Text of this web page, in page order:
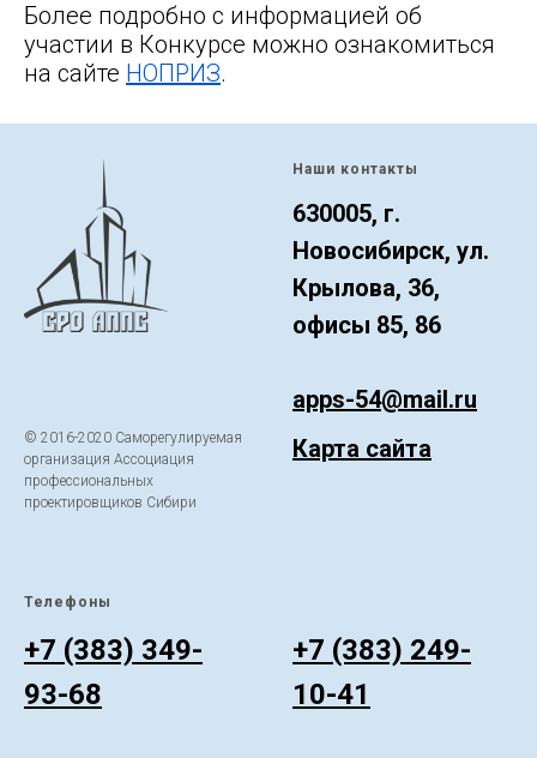
Более подробно с информацией об
участии в Конкурсе можно ознакомиться
на сайте НОПРИЗ.
© 2016-2020 Саморегулируемая
организация Ассоциация
профессиональных
проектировщиков Сибири
Наши контакты
630005, г.
Новосибирск, ул.
Крылова, 36,
офисы 85, 86
apps-54@mail.ru
Карта сайта
Телефоны
+7 (383) 349-
93-68
+7 (383) 249-
10-41